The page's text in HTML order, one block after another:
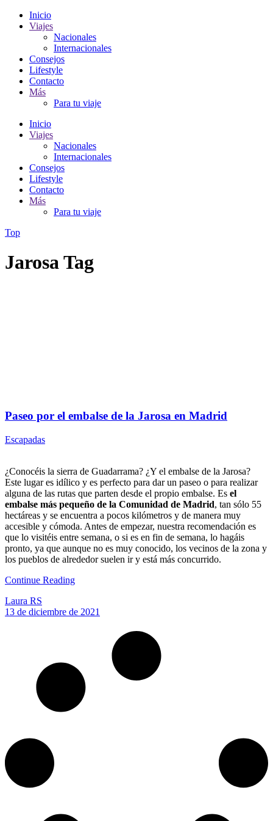
Inicio
Viajes
Nacionales
Internacionales
Consejos
Lifestyle
Contacto
Más
Para tu viaje
Inicio
Viajes
Nacionales
Internacionales
Consejos
Lifestyle
Contacto
Más
Para tu viaje
Top
Jarosa Tag
Paseo por el embalse de la Jarosa en Madrid
Escapadas
¿Conocéis la sierra de Guadarrama? ¿Y el embalse de la Jarosa?
Este lugar es idílico y es perfecto para dar un paseo o para realizar
alguna de las rutas que parten desde el propio embalse. Es el
embalse más pequeño de la Comunidad de Madrid, tan sólo 55
hectáreas y se encuentra a pocos kilómetros y de manera muy
accesible y cómoda. Antes de empezar, nuestra recomendación es
que lo visitéis entre semana, o si es en fin de semana, lo hagáis
pronto, ya que aunque no es muy conocido, los vecinos de la zona y
los pueblos de alrededor suelen ir y está más concurrido.
Continue Reading
Laura RS
13 de diciembre de 2021